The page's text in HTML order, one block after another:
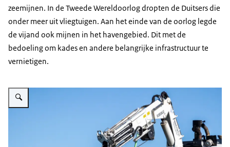
zeemijnen. In de Tweede Wereldoorlog dropten de Duitsers die
onder meer uit vliegtuigen. Aan het einde van de oorlog legde
de vijand ook mijnen in het havengebied. Dit met de
bedoeling om kades en andere belangrijke infrastructuur te
vernietigen.
Vergroot afbeelding Militairen takelen zeemijn van schip.